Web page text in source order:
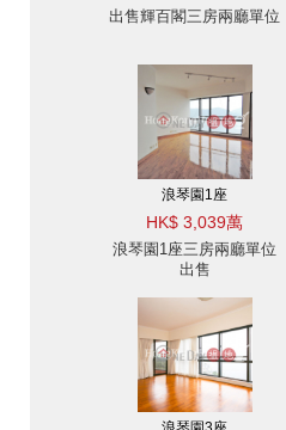
出售輝百閣三房兩廳單位
浪琴園1座
HK$ 3,039萬
浪琴園1座三房兩廳單位
出售